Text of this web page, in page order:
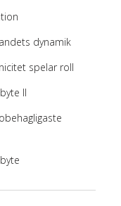
dynamik
spelar roll
II